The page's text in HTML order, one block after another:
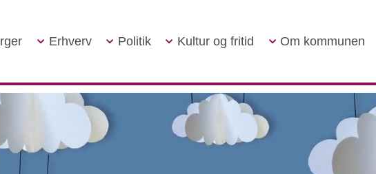
Erhverv Politik Kultur og fritid Om kommunen